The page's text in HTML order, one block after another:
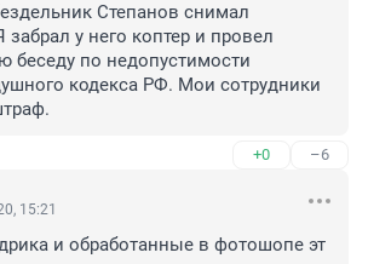
Степанов снимал
у него коптер и провел
беседу по недопустимости
кодекса РФ. Мои сотрудники
+0 –6
15:21
и обработанные в фотошопе эт